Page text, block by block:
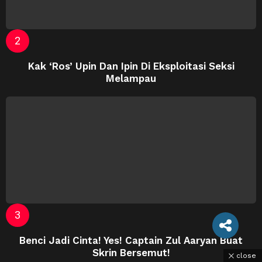
Kak ‘Ros’ Upin Dan Ipin Di Eksploitasi Seksi
Melampau
Benci Jadi Cinta! Yes! Captain Zul Aaryan Buat
Skrin Bersemut!
close